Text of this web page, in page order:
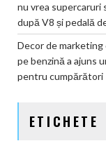
nu vrea supercaruri
după V8 și pedală
Decor de
pe benzină a ajuns
pentru cumpărători
ETICHETE